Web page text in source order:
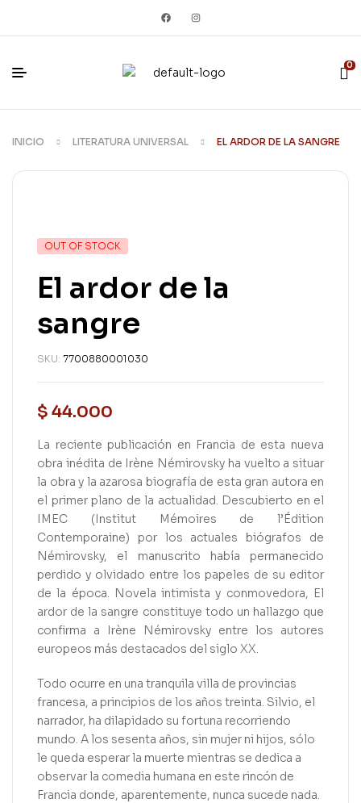
0
INICIO LITERATURA UNIVERSAL EL ARDOR DE LA SANGRE
OUT OF STOCK
El ardor de la
sangre
SKU: 7700880001030
$ 44.000
La reciente publicación en Francia de esta nueva
obra inédita de Irène Némirovsky ha vuelto a situar
la obra y la azarosa biografía de esta gran autora en
el primer plano de la actualidad. Descubierto en el
IMEC (Institut Mémoires de l’Édition
Contemporaine) por los actuales biógrafos de
Némirovsky, el manuscrito había permanecido
perdido y olvidado entre los papeles de su editor
de la época. Novela intimista y conmovedora, El
ardor de la sangre constituye todo un hallazgo que
confirma a Irène Némirovsky entre los autores
europeos más destacados del siglo XX.
Todo ocurre en una tranquila villa de provincias
francesa, a principios de los años treinta. Silvio, el
narrador, ha dilapidado su fortuna recorriendo
mundo. A los sesenta años, sin mujer ni hijos, sólo
le queda esperar la muerte mientras se dedica a
observar la comedia humana en este rincón de
Francia donde, aparentemente, nunca sucede nada.